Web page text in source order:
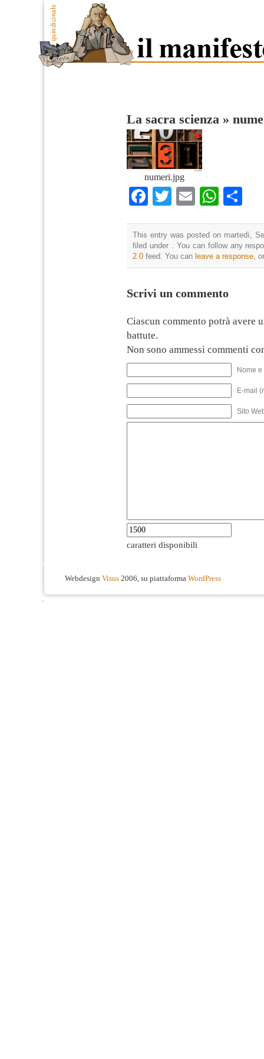
La sacra scienza »
numeri.jpg
Facebook
TwitterEmail
This entry was posted on martedì,
filed under . You can follow any
2.0 feed. You can leave a response ,
Scrivi un commento
Ciascun commento potrà avere
battute.
Non sono ammessi commenti
Nome
E-mail
Sito
caratteri disponibili
Webdesign Visus 2006, su piattaforma WordPress